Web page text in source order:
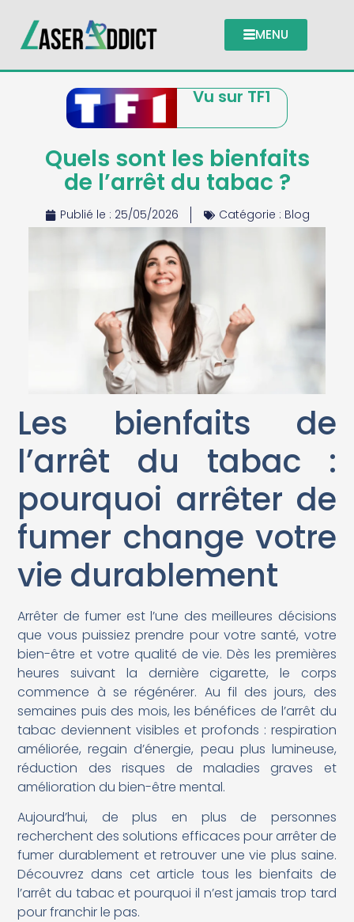
MENU
Vu sur TF1
Quels sont les bienfaits
de l’arrêt du tabac ?
Publié le : 25/05/2026 Catégorie : Blog
Les bienfaits de
l’arrêt du tabac :
pourquoi arrêter de
fumer change votre
vie durablement
Arrêter de fumer est l’une des meilleures décisions
que vous puissiez prendre pour votre santé, votre
bien-être et votre qualité de vie. Dès les premières
heures suivant la dernière cigarette, le corps
commence à se régénérer. Au fil des jours, des
semaines puis des mois, les bénéfices de l’arrêt du
tabac deviennent visibles et profonds : respiration
améliorée, regain d’énergie, peau plus lumineuse,
réduction des risques de maladies graves et
amélioration du bien-être mental.
Aujourd’hui, de plus en plus de personnes
recherchent des solutions efficaces pour arrêter de
fumer durablement et retrouver une vie plus saine.
Découvrez dans cet article tous les bienfaits de
l’arrêt du tabac et pourquoi il n’est jamais trop tard
pour franchir le pas.